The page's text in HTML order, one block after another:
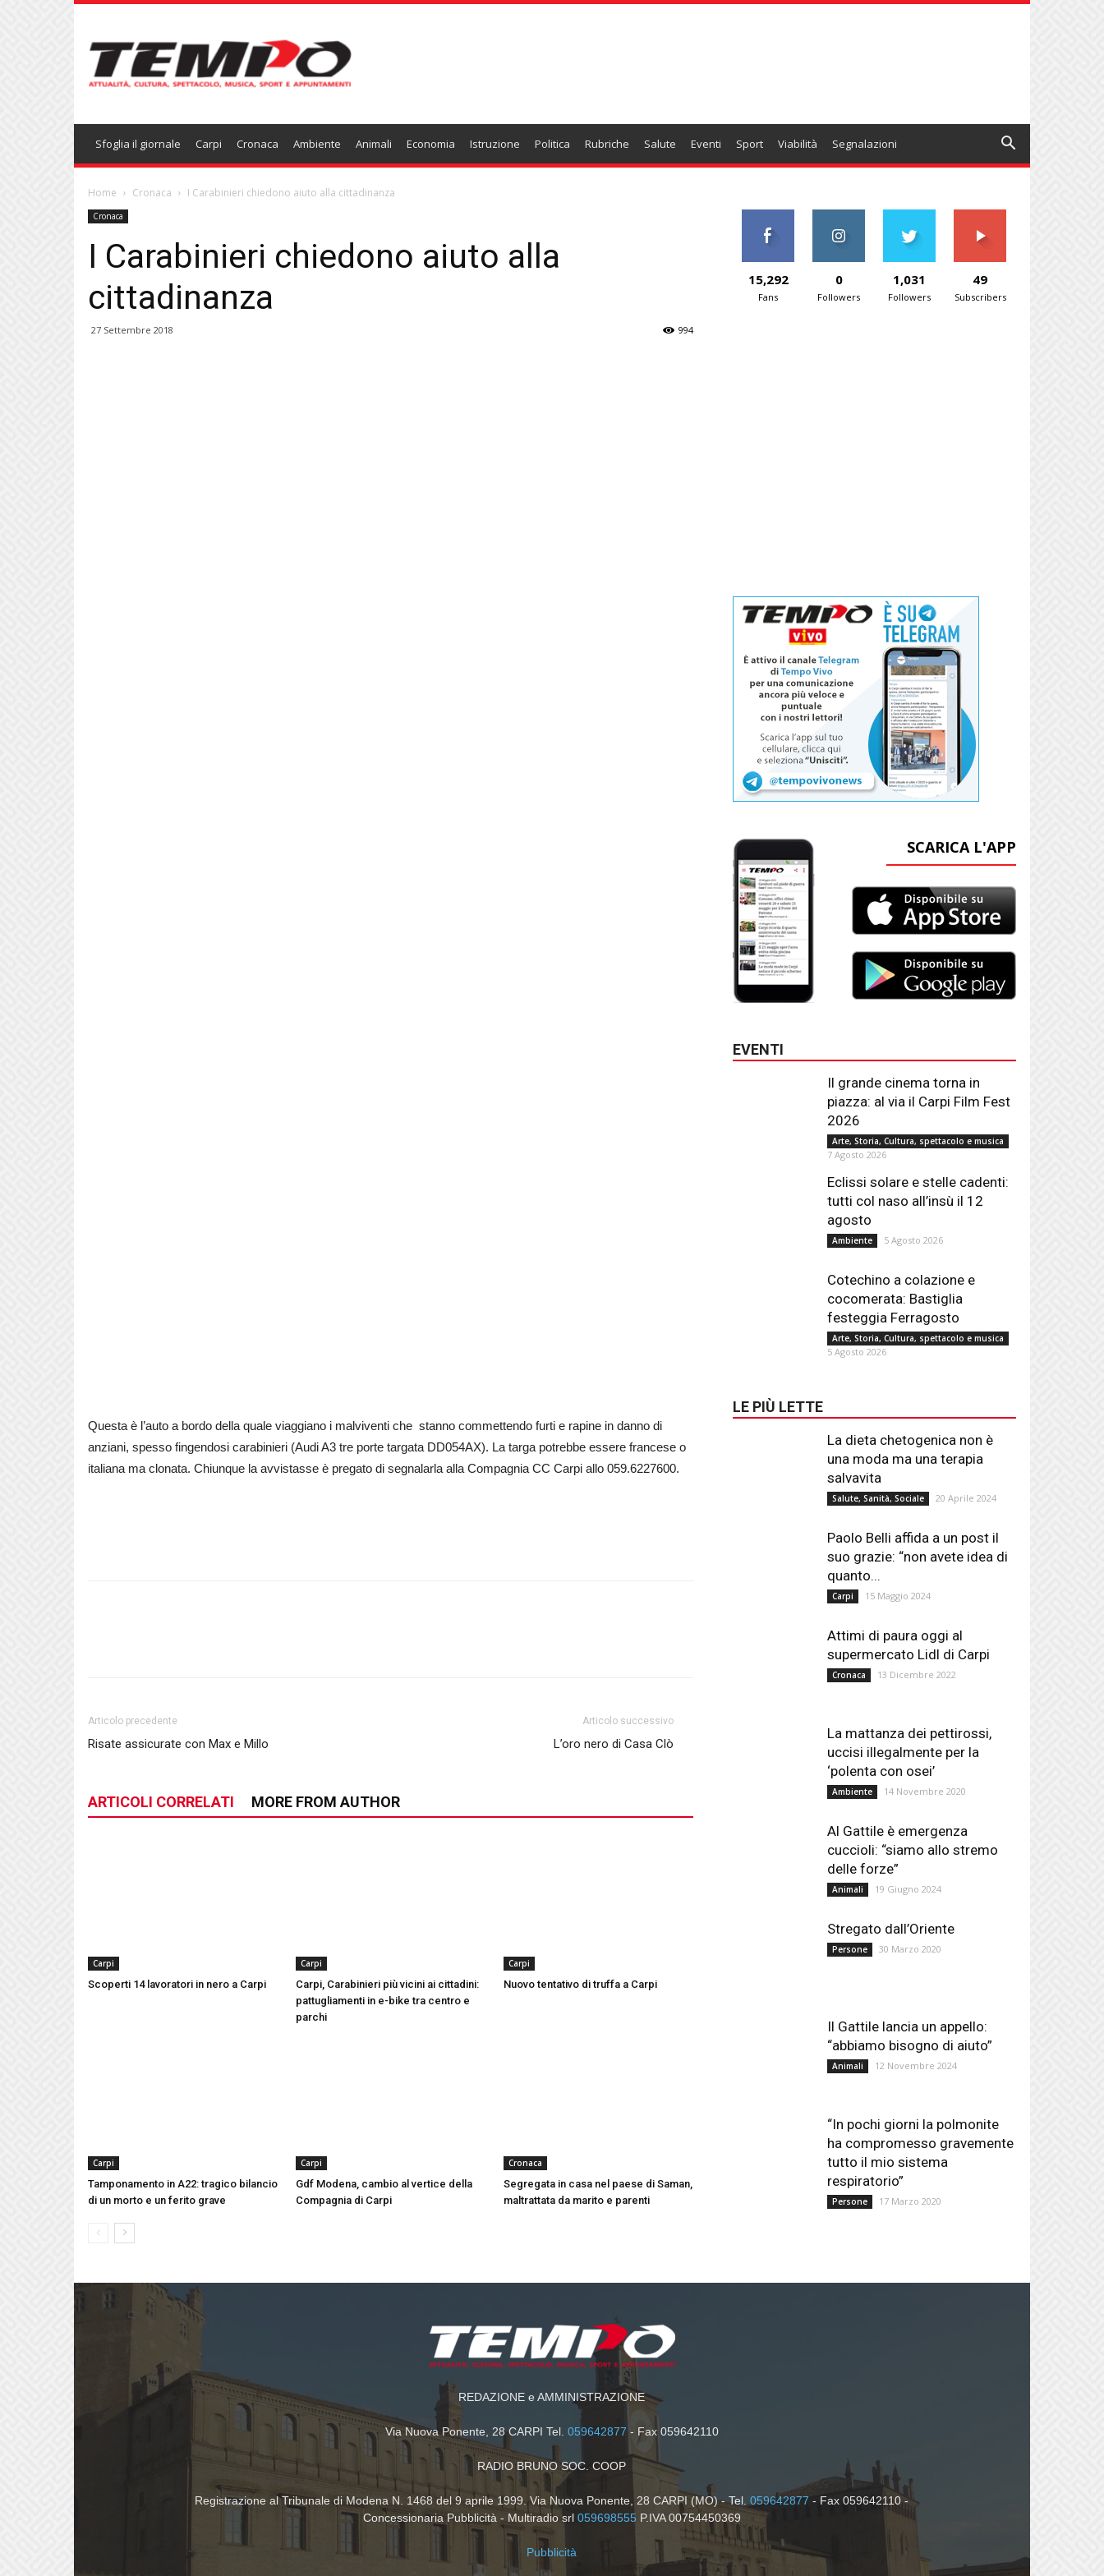
Sfoglia il giornale Carpi Cronaca Ambiente Animali Economia Istruzione Politica Rubriche Salute Eventi Sport Viabilità Segnalazioni
Home Cronaca I Carabinieri chiedono aiuto alla cittadinanza
Cronaca
I Carabinieri chiedono aiuto alla
cittadinanza
27 Settembre 2018 994
Questa è l’auto a bordo della quale viaggiano i malviventi che stanno commettendo furti e rapine in danno di
anziani, spesso fingendosi carabinieri (Audi A3 tre porte targata DD054AX). La targa potrebbe essere francese o
italiana ma clonata. Chiunque la avvistasse è pregato di segnalarla alla Compagnia CC Carpi allo 059.6227600.
Articolo precedente
Risate assicurate con Max e Millo
Articolo successivo
L’oro nero di Casa Clò
ARTICOLI CORRELATI MORE FROM AUTHOR
Carpi
Scoperti 14 lavoratori in nero a Carpi
Carpi
Carpi, Carabinieri più vicini ai cittadini:
pattugliamenti in e-bike tra centro e
parchi
Carpi
Nuovo tentativo di truffa a Carpi
Carpi
Tamponamento in A22: tragico bilancio
di un morto e un ferito grave
Carpi
Gdf Modena, cambio al vertice della
Compagnia di Carpi
Cronaca
Segregata in casa nel paese di Saman,
maltrattata da marito e parenti
15,292
Fans
0
Followers
1,031
Followers
49
Subscribers
SCARICA L'APP
EVENTI
Il grande cinema torna in
piazza: al via il Carpi Film Fest
2026
Arte, Storia, Cultura, spettacolo e musica
7 Agosto 2026
Eclissi solare e stelle cadenti:
tutti col naso all’insù il 12
agosto
Ambiente 5 Agosto 2026
Cotechino a colazione e
cocomerata: Bastiglia
festeggia Ferragosto
Arte, Storia, Cultura, spettacolo e musica
5 Agosto 2026
LE PIÙ LETTE
La dieta chetogenica non è
una moda ma una terapia
salvavita
Salute, Sanità, Sociale 20 Aprile 2024
Paolo Belli affida a un post il
suo grazie: “non avete idea di
quanto...
Carpi 15 Maggio 2024
Attimi di paura oggi al
supermercato Lidl di Carpi
Cronaca 13 Dicembre 2022
La mattanza dei pettirossi,
uccisi illegalmente per la
‘polenta con osei’
Ambiente 14 Novembre 2020
Al Gattile è emergenza
cuccioli: “siamo allo stremo
delle forze”
Animali 19 Giugno 2024
Stregato dall’Oriente
Persone 30 Marzo 2020
Il Gattile lancia un appello:
“abbiamo bisogno di aiuto”
Animali 12 Novembre 2024
“In pochi giorni la polmonite
ha compromesso gravemente
tutto il mio sistema
respiratorio”
Persone 17 Marzo 2020
REDAZIONE e AMMINISTRAZIONE
Via Nuova Ponente, 28 CARPI Tel. 059642877 - Fax 059642110
RADIO BRUNO SOC. COOP
Registrazione al Tribunale di Modena N. 1468 del 9 aprile 1999. Via Nuova Ponente, 28 CARPI (MO) - Tel.059642877 - Fax 059642110 -
Concessionaria Pubblicità - Multiradio srl 059698555P.IVA 00754450369
Pubblicità